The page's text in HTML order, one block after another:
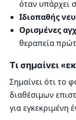
όταν υπάρχει
Ιδιοπαθής
Ορισμένες
θεραπεία
Τι σημαίνει
Σημαίνει ότι το
διαθέσιμων
για εγκεκριμένη